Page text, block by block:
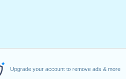
Upgrade your account to remove ads & more